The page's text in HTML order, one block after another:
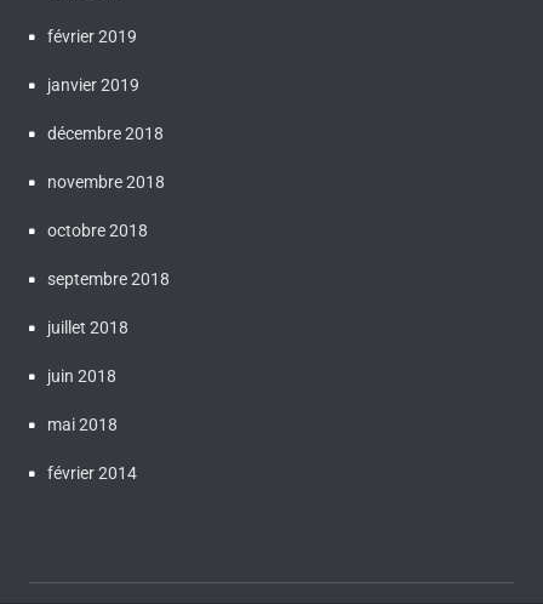
février 2019
janvier 2019
décembre 2018
novembre 2018
octobre 2018
septembre 2018
juillet 2018
juin 2018
mai 2018
février 2014